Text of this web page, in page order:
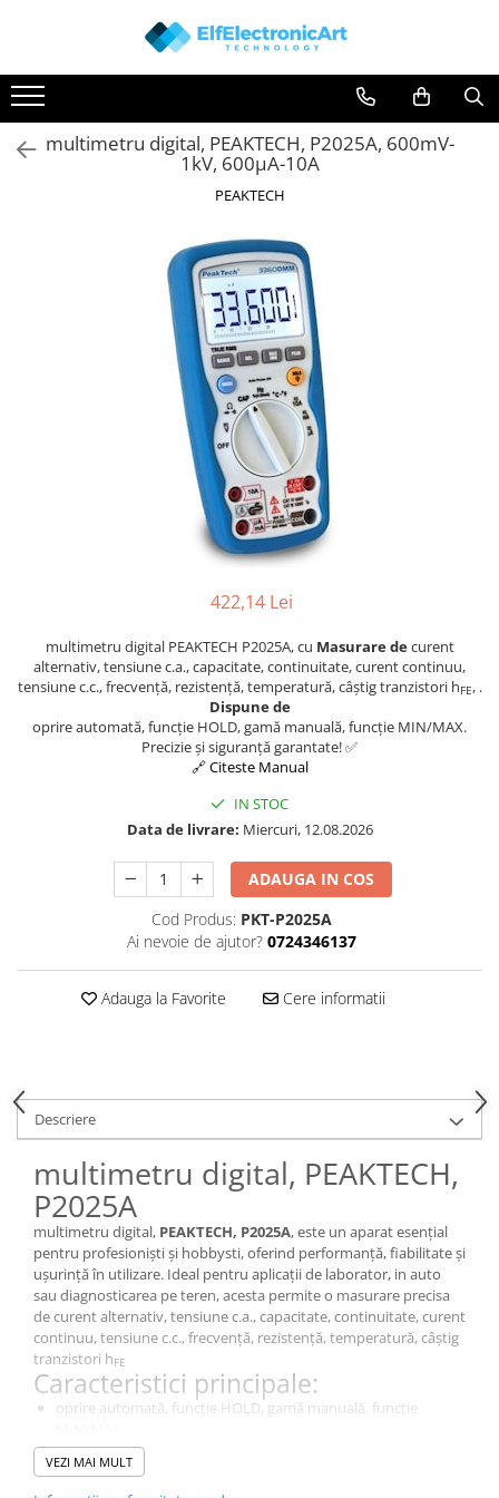
Toate Produsele
Audio
Auto
Instrumente de masura si control
Osciloscoape B&K PRECISION
Osciloscoape KEYSIGHT
Osciloscoape OWON
Osciloscoape Peaktech
Osciloscoape ROHDE & SCHWARZ
Osciloscoape UNI-T
multimetru digital, PEAKTECH, P2025A, 600mV-
1kV, 600µA-10A
PEAKTECH
422,14 Lei
multimetru digital PEAKTECH P2025A, cu Masurare decurent
alternativ, tensiune c.a., capacitate, continuitate, curent continuu,
tensiune c.c., frecvență, rezistență, temperatură, câștig tranzistori hFE, .
Dispune de
oprire automată, funcție HOLD, gamă manuală, funcție MIN/MAX.
Precizie și siguranță garantate! ✅
🔗 Citeste Manual
IN STOC
Data de livrare: Miercuri, 12.08.2026
ADAUGA IN COS
Cod Produs: PKT-P2025A
Ai nevoie de ajutor? 0724346137
Adauga la Favorite Cere informatii
Descriere
multimetru digital, PEAKTECH,
P2025A
multimetru digital, PEAKTECH, P2025A, este un aparat esențial
pentru profesioniști și hobbysti, oferind performanță, fiabilitate și
ușurință în utilizare. Ideal pentru aplicații de laborator, in auto
sau diagnosticarea pe teren, acesta permite o masurare precisa
de curent alternativ, tensiune c.a., capacitate, continuitate, curent
continuu, tensiune c.c., frecvență, rezistență, temperatură, câștig
tranzistori hFE
Caracteristici principale:
oprire automată, funcție HOLD, gamă manuală, funcție
De ce să alegi acest model?
Este un instrument de diagnosticare esențial pentru măsurători
VEZI MAI MULT